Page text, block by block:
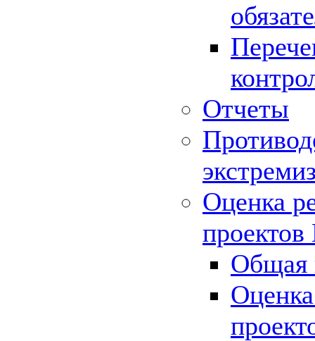
Отчеты
Оценка
Общая